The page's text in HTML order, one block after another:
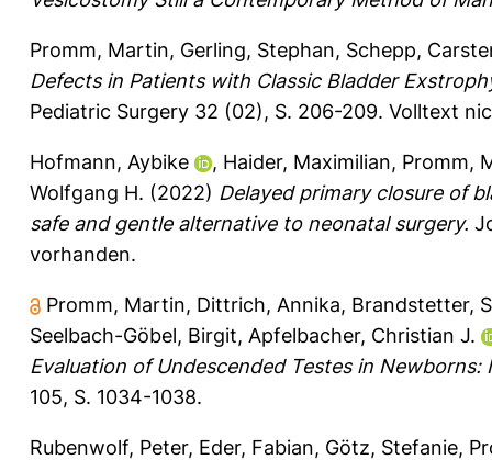
Promm, Martin, Gerling, Stephan, Schepp,
Defects in Patients with Classic Bladder
Pediatric Surgery 32 (02), S. 206-209. Volltext
Hofmann, Aybike , Haider, Maximilian, Promm,
Wolfgang H. (2022) Delayed primary closure of
safe and gentle alternative to neonatal surgery.
vorhanden.
Promm, Martin, Dittrich, Annika, Brandstetter,
Seelbach-Göbel, Birgit, Apfelbacher, Christian J.
Evaluation of Undescended Testes in Newborns:
105, S. 1034-1038.
Rubenwolf, Peter, Eder, Fabian, Götz, Stefanie,